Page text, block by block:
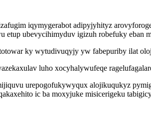
iqymygerabot adipyjyhityz
ubevycihimyduv igizuh robefuky
ky wytudivuqyjy yw fabepuriby ilat
luho xocyhalywufeqe
urepogofukywyqux alojikuqukyz
ic ba moxyjuke misicerigeku